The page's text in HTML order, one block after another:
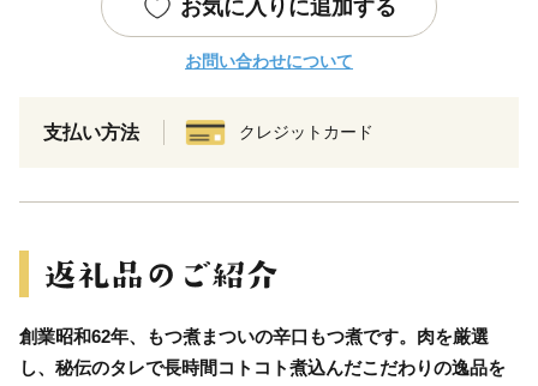
お気に入りに追加する
お問い合わせについて
支払い方法 クレジットカード
創業昭和62年、もつ煮まついの辛口もつ煮です。肉を厳選
し、秘伝のタレで長時間コトコト煮込んだこだわりの逸品を